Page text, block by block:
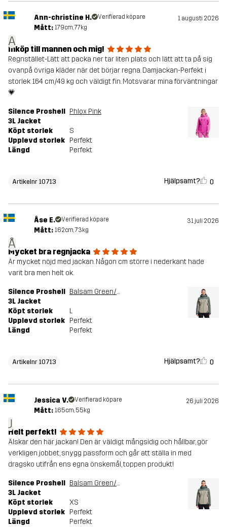
A
Ann-christine H. Verifierad köpare 1 augusti 2026
Mått: 179cm, 77kg
Inköp till mannen och mig!
Regnstället-Lätt att packa ner tar liten plats och lätt att ta på sig
ovanpå övriga kläder när det börjar regna. Damjackan-Perfekt i
storlek 164 cm/49 kg och väldigt fin. Motsvarar mina förväntningar
💗
Silence Proshell
3L Jacket
Phlox Pink
Köpt storlek
S
Upplevd storlek Perfekt
Längd
Perfekt
Artikelnr 10713 Hjälpsamt? 0
Å
Åse E. Verifierad köpare 31 juli 2026
Mått: 162cm, 73kg
Mycket bra regnjacka
Är mycket nöjd med jackan. Någon cm större i nederkant hade
varit bra men helt ok.
Silence Proshell
3L Jacket
Balsam Green/Shadow
Köpt storlek
L
Upplevd storlek Perfekt
Längd
Perfekt
Artikelnr 10713 Hjälpsamt? 0
J
Jessica V. Verifierad köpare 26 juli 2026
Mått: 165cm, 55kg
Helt perfekt!
Älskar den här jackan! Den är väldigt mångsidig och hållbar, gör
verkligen jobbet, snygg passform och går att ställa in med
dragsko utifrån ens egna önskemål, toppen produkt!
Silence Proshell
3L Jacket
Balsam Green/Shadow
Köpt storlek
XS
Upplevd storlek Perfekt
Längd
Perfekt